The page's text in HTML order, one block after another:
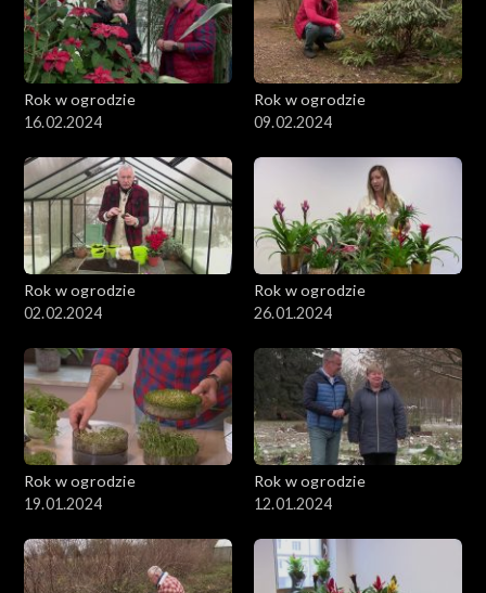
Rok w ogrodzie
16.02.2024
Rok w ogrodzie
09.02.2024
Rok w ogrodzie
02.02.2024
Rok w ogrodzie
26.01.2024
Rok w ogrodzie
19.01.2024
Rok w ogrodzie
12.01.2024